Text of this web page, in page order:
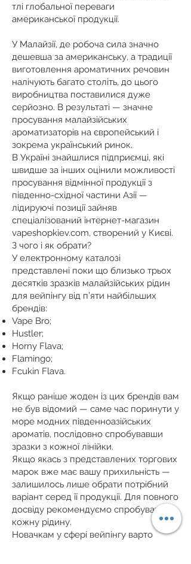
тлі глобальної переваги
американської продукції.
У Малайзії, де робоча сила значно
дешевша за американську, а традиції
виготовлення ароматичних речовин
налічують багато століть, до цього
виробництва поставилися дуже
серйозно. В результаті — значне
просування малайзійських
ароматизаторів на європейський і
зокрема український ринок.
В Україні знайшлися підприємці, які
швидше за інших оцінили можливості
просування відмінної продукції з
південно-східної частини Азії —
лідируючі позиції зайняв
спеціалізований інтернет-магазин
vapeshopkiev.com, створений у Києві.
З чого і як обрати?
У електронному каталозі
представлені поки що близько трьох
десятків зразків малайзійських рідин
для вейпінгу від п’яти найбільших
брендів:
Vape Bro;
Hustler;
Horny Flava;
Flamingo;
Fcukin Flava.
Якщо раніше жоден із цих брендів вам
не був відомий — саме час поринути у
море модних південноазійських
ароматів, послідовно спробувавши
зразки з кожної лінійки.
Якщо якась з представлених торгових
марок вже має вашу прихильність —
залишилось лише обрати потрібний
варіант серед її продукції. Для повного
досвіду рекомендуємо спробувати
кожну рідину.
Новачкам у сфері вейпінгу варто